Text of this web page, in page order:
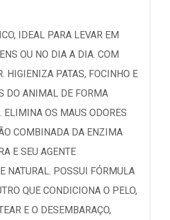
IDEAL PARA LEVAR EM
OU NO DIA A DIA. COM
HIGIENIZA PATAS, FOCINHO E
DO ANIMAL DE FORMA
ELIMINA OS MAUS ODORES
COMBINADA DA ENZIMA
E SEU AGENTE
NATURAL. POSSUI FÓRMULA
QUE CONDICIONA O PELO,
E O DESEMBARAÇO,